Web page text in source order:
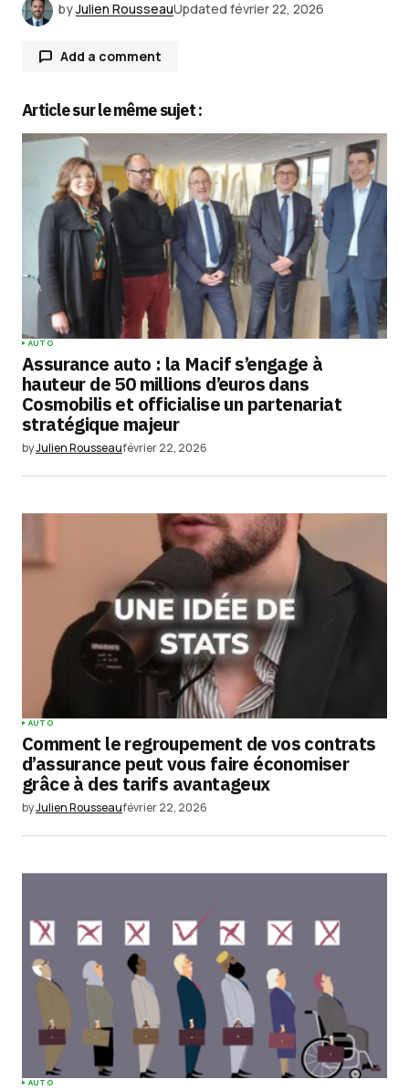
byJulien RousseauUpdated février 22, 2026
Add a comment
Votre adresse e-mail ne sera pas publiée.Les
champs obligatoires sont indiqués avec*
Comment*
Your Name*
Your E-mail*
Enregistrer mon nom, mon e-mail et mon
site dans le navigateur pour mon prochain
commentaire.
Article sur le même sujet :
AUTO
Assurance auto : la Macif s’engage à
hauteur de 50 millions d’euros dans
Cosmobilis et officialise un partenariat
stratégique majeur
byJulien Rousseaufévrier 22, 2026
AUTO
Comment le regroupement de vos contrats
d’assurance peut vous faire économiser
grâce à des tarifs avantageux
byJulien Rousseaufévrier 22, 2026
AUTO